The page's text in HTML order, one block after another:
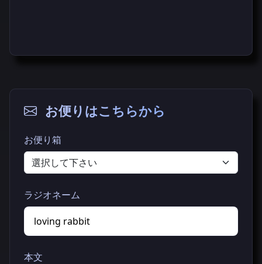
お便りはこちらから
お便り箱
ラジオネーム
本文